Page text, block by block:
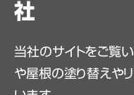
社
当社のサイトをご覧
や屋根の塗り替えや